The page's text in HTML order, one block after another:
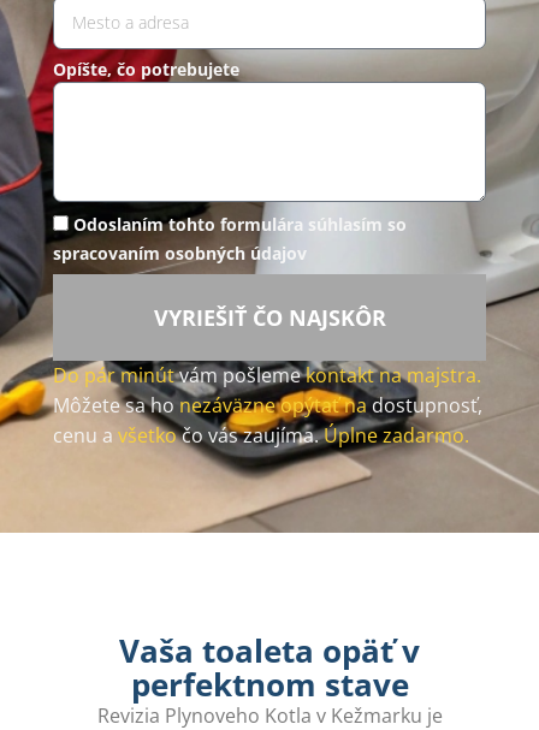
Opíšte, čo potrebujete
Odoslaním tohto formulára súhlasím so
spracovaním osobných údajov
VYRIEŠIŤ ČO NAJSKÔR
Do pár minútvám pošlemekontakt na majstra.
Môžete sa ho nezáväzne opýtať nadostupnosť,
cenu a všetkočo vás zaujíma.Úplne zadarmo.
Vaša toaleta opäť v
perfektnom stave
Revizia Plynoveho Kotla v Kežmarku je